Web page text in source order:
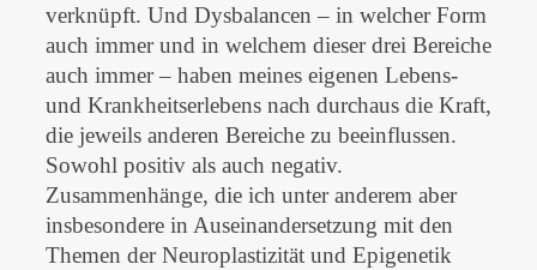
verknüpft. Und Dysbalancen – in welcher Form
auch immer und in welchem dieser drei Bereiche
auch immer – haben meines eigenen Lebens-
und Krankheitserlebens nach durchaus die Kraft,
die jeweils anderen Bereiche zu beeinflussen.
Sowohl positiv als auch negativ.
Zusammenhänge, die ich unter anderem aber
insbesondere in Auseinandersetzung mit den
Themen der Neuroplastizität und Epigenetik